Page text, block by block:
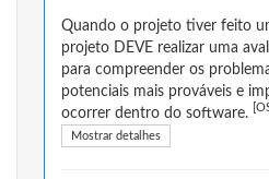
Quando o projeto tiver feito
projeto DEVE realizar uma
para compreender os
potenciais mais prováveis e
ocorrer dentro do software.
Mostrar detalhes